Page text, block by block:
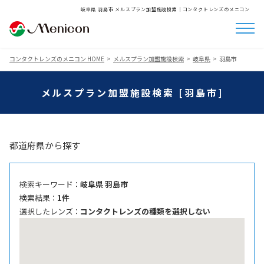
岐阜県 羽島市 メルスプラン加盟施設検索│コンタクトレンズのメニコン
コンタクトレンズのメニコン HOME メルスプラン加盟施設検索 岐阜県 羽島市
メルスプラン加盟施設検索 [羽島市]
都道府県から探す
検索キーワード ： 岐阜県 羽島市
検索結果 ： 1件
選択したレンズ ： コンタクトレンズの種類を選択しない